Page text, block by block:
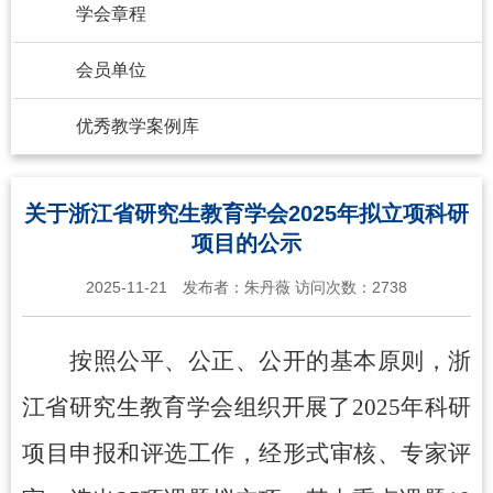
学会章程
会员单位
优秀教学案例库
关于浙江省研究生教育学会2025年拟立项科研
项目的公示
2025-11-21 发布者： 朱丹薇 访问次数： 2738
按照公平、公正、公开的基本原则，浙
江省研究生教育学会组织开展了 2025年科研
项目 申报和评选工作，经形式审核、专家评